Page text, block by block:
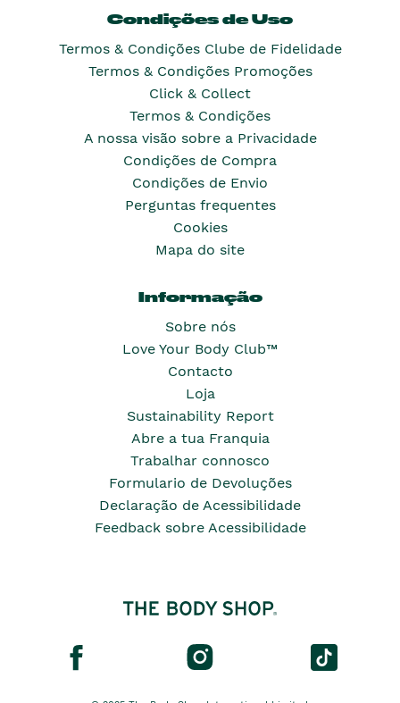
Condições de Uso
Termos & Condições Clube de Fidelidade
Termos & Condições Promoções
Click & Collect
Termos & Condições
A nossa visão sobre a Privacidade
Condições de Compra
Condições de Envio
Perguntas frequentes
Cookies
Mapa do site
Informação
Sobre nós
Love Your Body Club™
Contacto
Loja
Sustainability Report
Abre a tua Franquia
Trabalhar connosco
Formulario de Devoluções
Declaração de Acessibilidade
Feedback sobre Acessibilidade